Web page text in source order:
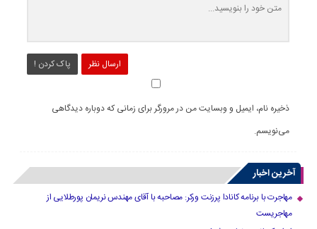
ارسال نظر پاک کردن !
ذخیره نام، ایمیل و وبسایت من در مرورگر برای زمانی که دوباره دیدگاهی
می‌نویسم.
آخرین اخبار
مهاجرت با برنامه کانادا پرزنت ورکر: مصاحبه با آقای مهندس نریمان پورطلایی از
مهاجریست